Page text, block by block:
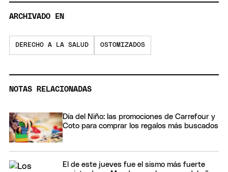
ARCHIVADO EN
DERECHO A LA SALUD OSTOMIZADOS
NOTAS RELACIONADAS
Día del Niño: las promociones de Carrefour y
Coto para comprar los regalos más buscados
El de este jueves fue el sismo más fuerte